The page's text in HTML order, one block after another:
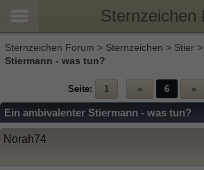
Sternzeichen
Sternzeichen Forum > Sternzeichen > Stier >
Stiermann - was tun?
Seite: 1 « 6 »
Ein ambivalenter Stiermann - was tun?
Norah74